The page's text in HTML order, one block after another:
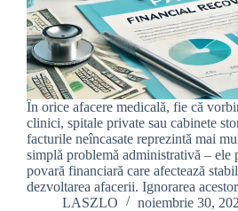
În orice afacere medicală, fie că
clinici, spitale private sau cabinete
facturile neîncasate reprezintă mai
simplă problemă administrativă – ele
povară financiară care afectează
dezvoltarea afacerii. Ignorarea
LASZLO
noiembrie 30,